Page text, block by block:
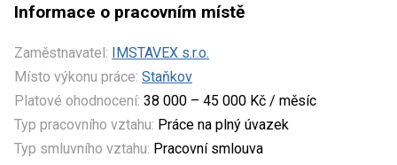
Informace o pracovním místě
Zaměstnavatel: IMSTAVEX s.r.o.
Místo výkonu práce: Staňkov
Platové ohodnocení: 38 000 – 45 000 Kč / měsíc
Typ pracovního vztahu: Práce na plný úvazek
Typ smluvního vztahu: Pracovní smlouva